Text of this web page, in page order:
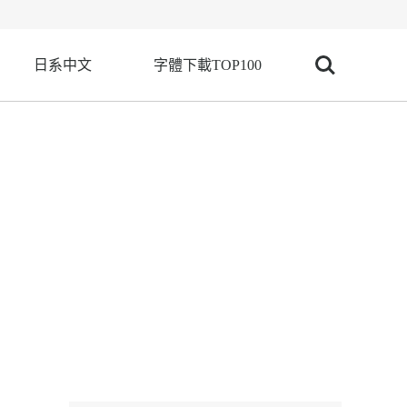
日系中文 字體下載TOP100